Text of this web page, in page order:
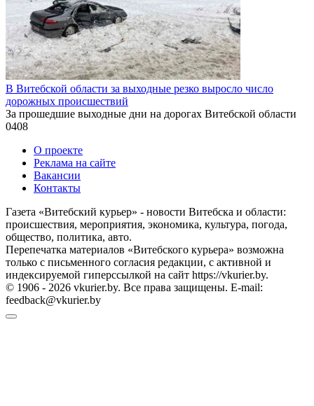
В Витебской области за выходные резко выросло число
дорожных происшествий
За прошедшие выходные дни на дорогах Витебской области
0408
О проекте
Реклама на сайте
Вакансии
Контакты
Газета «Витебский курьер» - новости Витебска и области:
происшествия, мероприятия, экономика, культура, погода,
общество, политика, авто.
Перепечатка материалов «Витебского курьера» возможна
только с письменного согласия редакции, с активной и
индексируемой гиперссылкой на сайт https://vkurier.by.
© 1906 - 2026 vkurier.by. Все права защищены. E-mail:
feedback@vkurier.by